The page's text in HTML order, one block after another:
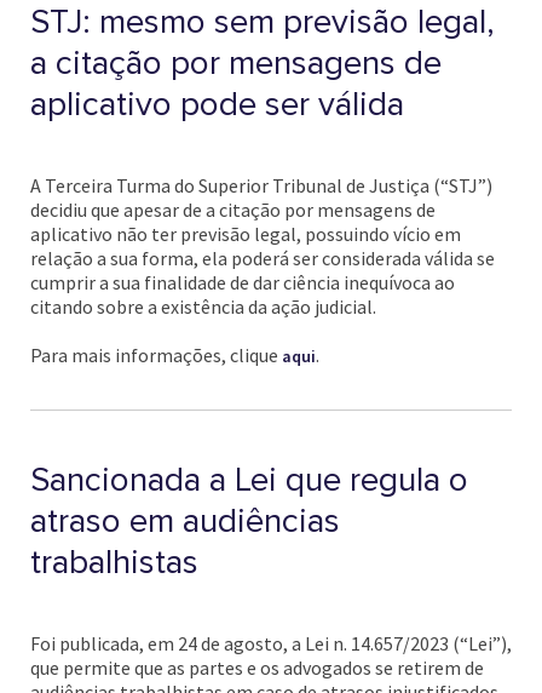
STJ: mesmo sem previsão legal,
a citação por mensagens de
aplicativo pode ser válida
A Terceira Turma do Superior Tribunal de Justiça (“STJ”)
decidiu que apesar de a citação por mensagens de
aplicativo não ter previsão legal, possuindo vício em
relação a sua forma, ela poderá ser considerada válida se
cumprir a sua finalidade de dar ciência inequívoca ao
citando sobre a existência da ação judicial.
Para mais informações, clique aqui.
Sancionada a Lei que regula o
atraso em audiências
trabalhistas
Foi publicada, em 24 de agosto, a Lei n. 14.657/2023 (“Lei”),
que permite que as partes e os advogados se retirem de